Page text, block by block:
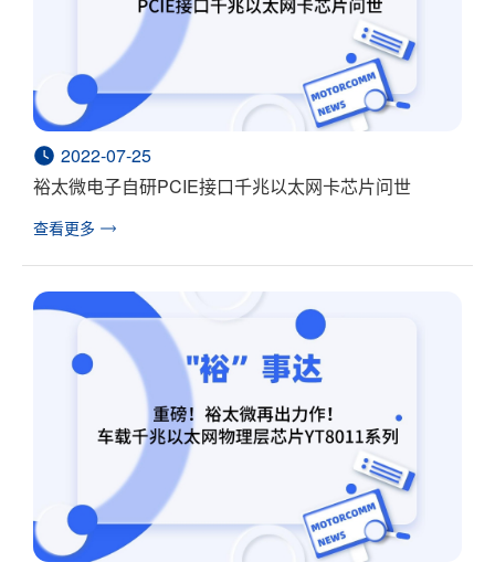
2022-07-25
裕太微电子自研PCIE接口千兆以太网卡芯片问世
查看更多